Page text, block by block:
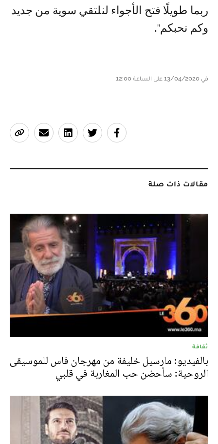
ربما طويلًا فتح الأجواء لنلتقي سوية من جديد
وكم نحبكم".
في 13/04/2020 على الساعة 12:00
مقالات ذات صلة
ثقافة
بالفيديو: مارسيل خليفة من مهرجان فاس للموسيقى
الروحية: سأحضن حب المغاربة في قلبي